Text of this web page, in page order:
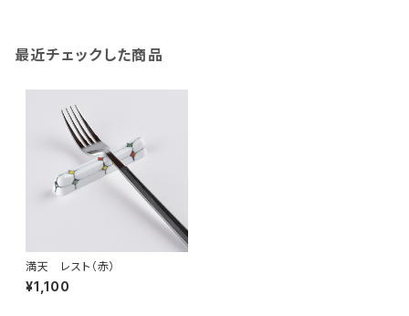
最近チェックした商品
満天 レスト（赤）
¥1,100